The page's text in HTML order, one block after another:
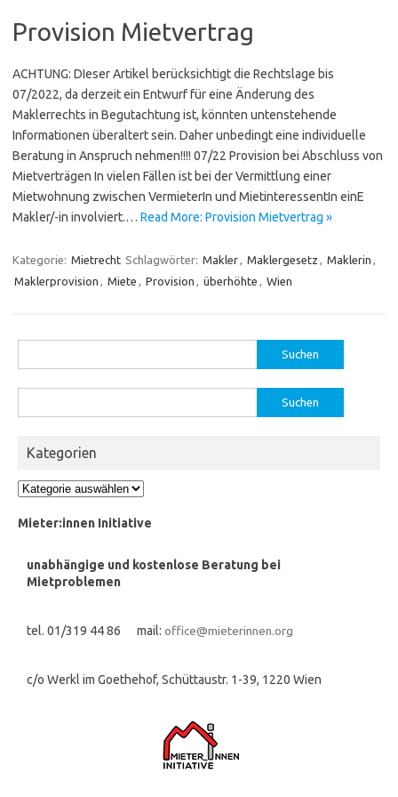
Provision Mietvertrag
ACHTUNG: DIeser Artikel berücksichtigt die Rechtslage bis
07/2022, da derzeit ein Entwurf für eine Änderung des
Maklerrechts in Begutachtung ist, könnten untenstehende
Informationen überaltert sein. Daher unbedingt eine individuelle
Beratung in Anspruch nehmen!!!! 07/22 Provision bei Abschluss von
Mietverträgen In vielen Fällen ist bei der Vermittlung einer
Mietwohnung zwischen VermieterIn und MietinteressentIn einE
Makler/-in involviert.… Read More: Provision Mietvertrag »
Kategorie: Mietrecht Schlagwörter: Makler, Maklergesetz , Maklerin ,
Maklerprovision , Miete , Provision , überhöhte , Wien
nach:
nach:
Kategorien
Kategorien
Mieter:innen Initiative
unabhängige und kostenlose Beratung bei
Mietproblemen
tel. 01/319 44 86 mail: office@mieterinnen.org
c/o Werkl im Goethehof, Schüttaustr. 1-39, 1220 Wien